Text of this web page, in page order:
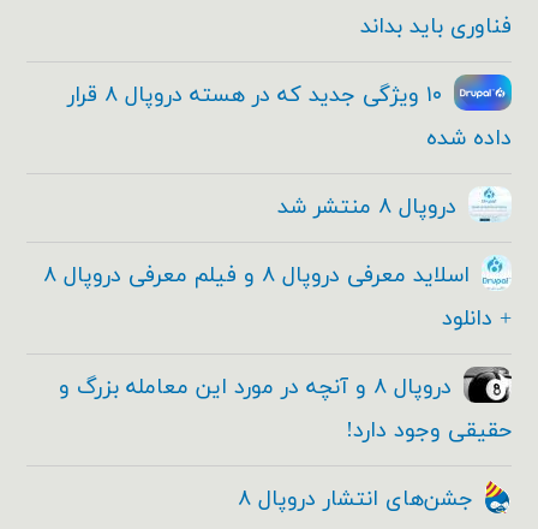
فناوری باید بداند
۱۰ ویژگی جدید که در هسته دروپال ۸ قرار
داده شده
دروپال ۸ منتشر شد
اسلاید معرفی دروپال ۸ و فیلم معرفی دروپال ۸
+ دانلود
دروپال ۸ و آنچه در مورد این معامله بزرگ و
حقیقی وجود دارد!
جشن‌های انتشار دروپال ۸